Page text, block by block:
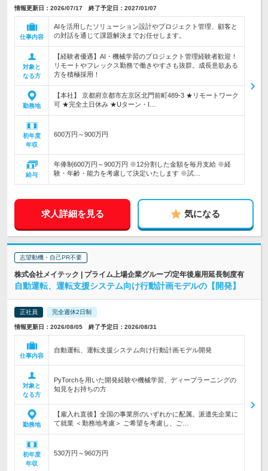
情報更新日：2026/07/17 終了予定日：2027/01/07
仕事内容
AIを活用したソリューション設計やプロジェクト管理、顧客と
の対話を通じて課題解決までお任せします。
対象と
なる方
【経験者優遇】AI・機械学習のプロジェクト管理経験者歓迎！
リモートやフレックス勤務で働きやすさも抜群。成長意欲ある
方を積極採用！
勤務地
【本社】 京都府京都市左京区北門前町489-3 ★リモートワーク
可 ★完全土日休み ★Uターン・I…
初年度
年収
600万円～900万円
給与
年俸制600万円～900万円 ※12分割した金額を毎月支給 ※経
験・年齢・能力を考慮して決定いたします ※試…
求人詳細を見る 気になる
志望動機・自己PR不要
株式会社メイテック | プライム上場企業グループ/定年後雇用延長制度有
自動運転、運転支援システム向け行動計画モデルの【開発】
正社員 完全週休2日制
情報更新日：2026/08/05 終了予定日：2026/08/31
仕事内容
自動運転、運転支援システム向け行動計画モデル開発
対象と
なる方
PyTorchを用いた開発経験や機械学習、ディープラーニングの
知見をお持ちの方
勤務地
【雇入れ直後】全国の事業所のいずれかに配属。派遣先企業に
て就業 ＜勤務地考慮＞ ご希望を考慮し、ご…
初年度
年収
530万円～960万円